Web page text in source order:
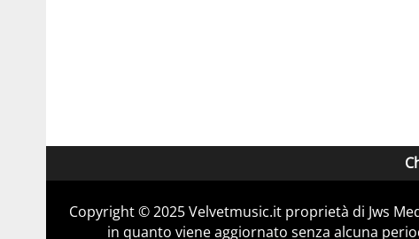
Copyright © 2025 Velvetmusic.it proprietà di Jws
in quanto viene aggiornato senza alcuna